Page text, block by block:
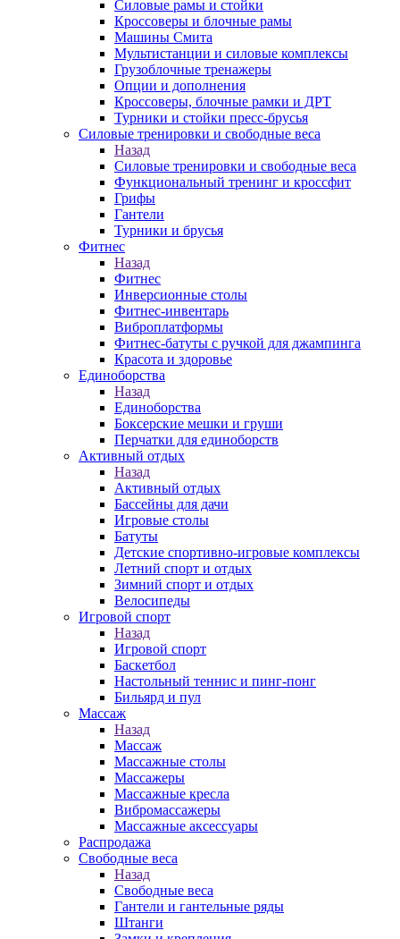
Силовые рамы и стойки
Кроссоверы и блочные рамы
Машины Смита
Мультистанции и силовые комплексы
Грузоблочные тренажеры
Опции и дополнения
Кроссоверы, блочные рамки и ДРТ
Турники и стойки пресс-брусья
Силовые тренировки и свободные веса
Назад
Силовые тренировки и свободные веса
Функциональный тренинг и кроссфит
Грифы
Гантели
Турники и брусья
Фитнес
Назад
Фитнес
Инверсионные столы
Фитнес-инвентарь
Виброплатформы
Фитнес-батуты с ручкой для джампинга
Красота и здоровье
Единоборства
Назад
Единоборства
Боксерские мешки и груши
Перчатки для единоборств
Активный отдых
Назад
Активный отдых
Бассейны для дачи
Игровые столы
Батуты
Детские спортивно-игровые комплексы
Летний спорт и отдых
Зимний спорт и отдых
Велосипеды
Игровой спорт
Назад
Игровой спорт
Баскетбол
Настольный теннис и пинг-понг
Бильярд и пул
Массаж
Назад
Массаж
Массажные столы
Массажеры
Массажные кресла
Вибромассажеры
Массажные аксессуары
Распродажа
Свободные веса
Назад
Свободные веса
Гантели и гантельные ряды
Штанги